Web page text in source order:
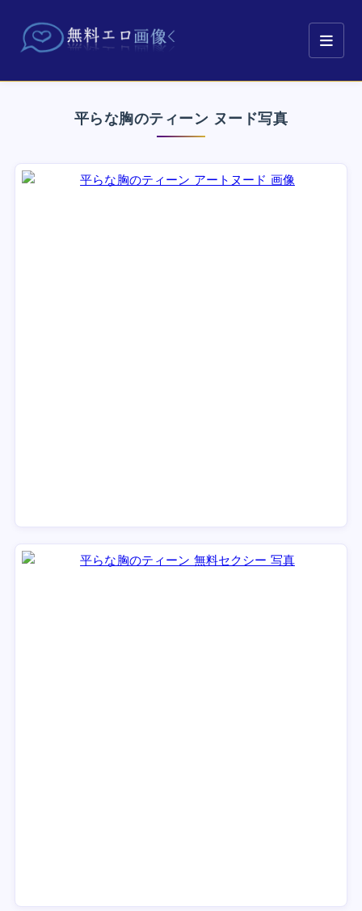
平らな胸のティーン ヌード写真